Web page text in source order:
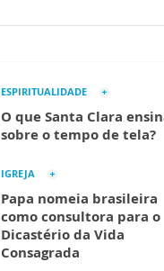
ESPIRITUALIDADE
O que Santa Clara
sobre o tempo de tela?
IGREJA
Papa nomeia brasileira
como consultora para o
Dicastério da Vida
Consagrada